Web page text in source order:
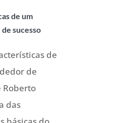
de um
sucesso
de
de
Roberto
das